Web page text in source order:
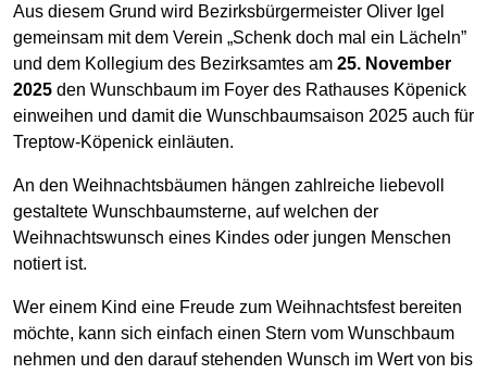
Aus diesem Grund wird Bezirksbürgermeister Oliver Igel
gemeinsam mit dem Verein „Schenk doch mal ein Lächeln”
und dem Kollegium des Bezirksamtes am 25. November
2025 den Wunschbaum im Foyer des Rathauses Köpenick
einweihen und damit die Wunschbaumsaison 2025 auch für
Treptow-Köpenick einläuten.
An den Weihnachtsbäumen hängen zahlreiche liebevoll
gestaltete Wunschbaumsterne, auf welchen der
Weihnachtswunsch eines Kindes oder jungen Menschen
notiert ist.
Wer einem Kind eine Freude zum Weihnachtsfest bereiten
möchte, kann sich einfach einen Stern vom Wunschbaum
nehmen und den darauf stehenden Wunsch im Wert von bis